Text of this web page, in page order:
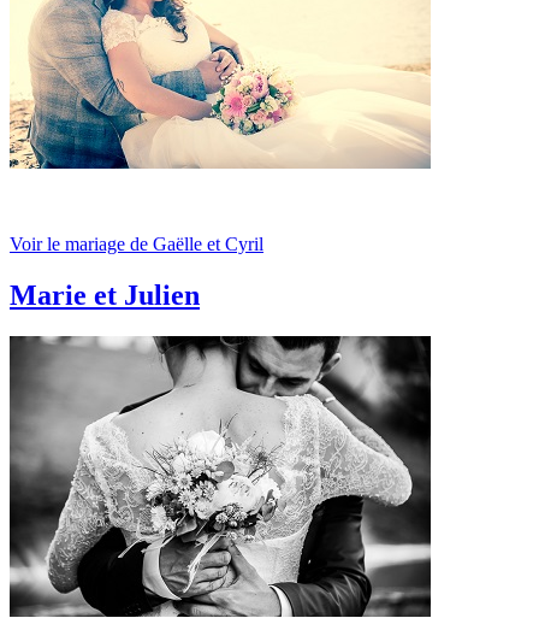
Voir le mariage de Gaëlle et Cyril
Marie et Julien